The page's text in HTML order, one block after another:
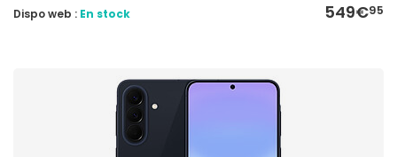
549€95
Dispo web : En stock